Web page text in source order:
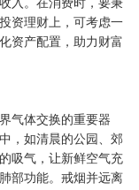
入。在消费时，要秉
资理财上，可考虑一
资产配置，助力财富
气体交换的重要器
，如清晨的公园、郊
吸气，让新鲜空气充
部功能。戒烟并远离